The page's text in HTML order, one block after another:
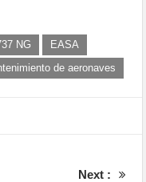
NG
EASA
de aeronaves
Next :